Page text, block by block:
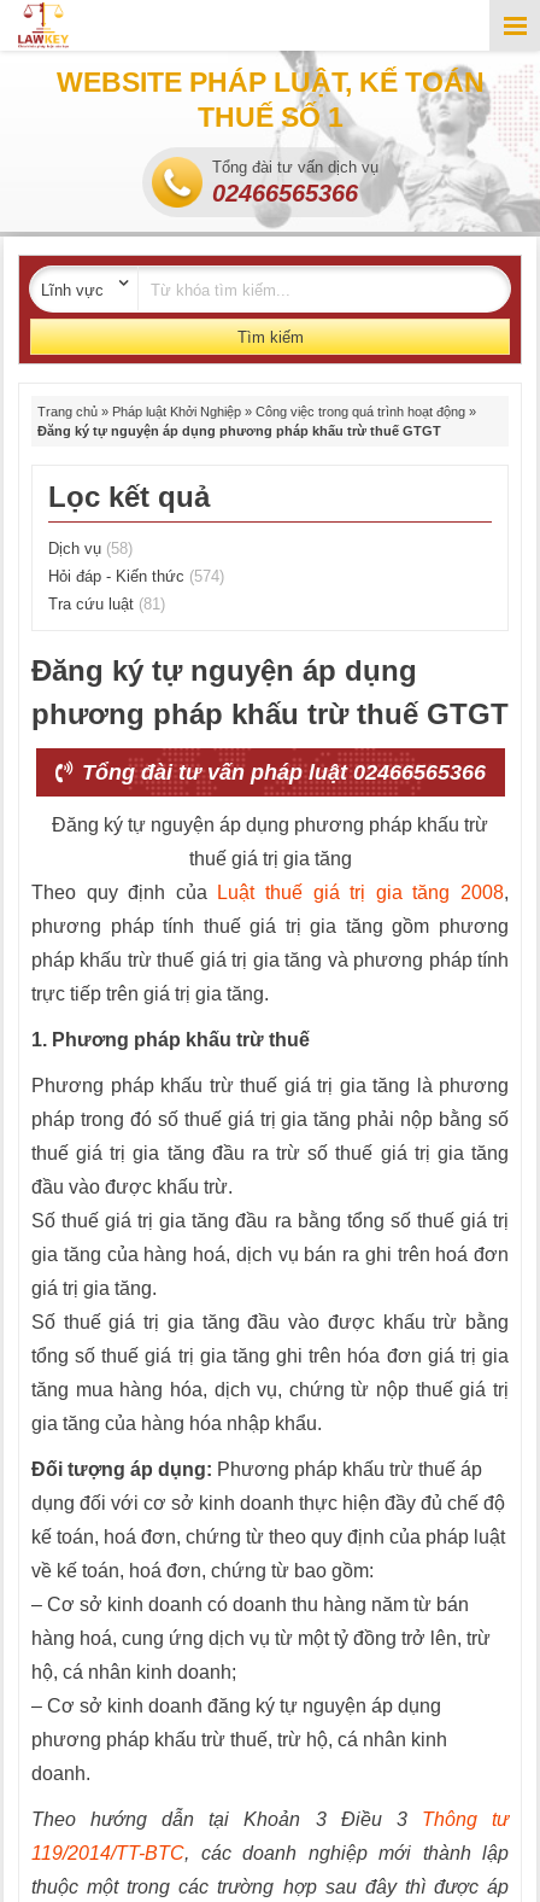
WEBSITE PHÁP LUẬT, KẾ TOÁN
THUẾ SỐ 1
Tổng đài tư vấn dịch vụ
02466565366
Tìm kiếm
Trang chủ » Pháp luật Khởi Nghiệp » Công việc trong quá trình hoạt động »
Đăng ký tự nguyện áp dụng phương pháp khấu trừ thuế GTGT
Lọc kết quả
Dịch vụ (58)
Hỏi đáp - Kiến thức (574)
Tra cứu luật (81)
Đăng ký tự nguyện áp dụng
phương pháp khấu trừ thuế GTGT
Tổng đài tư vấn pháp luật 02466565366
Đăng ký tự nguyện áp dụng phương pháp khấu trừ
thuế giá trị gia tăng
Theo quy định của
Luật thuế giá trị gia tăng 2008,
phương pháp tính thuế giá trị gia tăng gồm phương
pháp khấu trừ thuế giá trị gia tăng và phương pháp tính
trực tiếp trên giá trị gia tăng.
1. Phương pháp khấu trừ thuế
Phương pháp khấu trừ thuế giá trị gia tăng là phương
pháp trong đó số thuế giá trị gia tăng phải nộp bằng số
thuế giá trị gia tăng đầu ra trừ số thuế giá trị gia tăng
đầu vào được khấu trừ.
Số thuế giá trị gia tăng đầu ra bằng tổng số thuế giá trị
gia tăng của hàng hoá, dịch vụ bán ra ghi trên hoá đơn
giá trị gia tăng.
Số thuế giá trị gia tăng đầu vào được khấu trừ bằng
tổng số thuế giá trị gia tăng ghi trên hóa đơn giá trị gia
tăng mua hàng hóa, dịch vụ, chứng từ nộp thuế giá trị
gia tăng của hàng hóa nhập khẩu.
Đối tượng áp dụng: Phương pháp khấu trừ thuế áp
dụng đối với cơ sở kinh doanh thực hiện đầy đủ chế độ
kế toán, hoá đơn, chứng từ theo quy định của pháp luật
về kế toán, hoá đơn, chứng từ bao gồm:
– Cơ sở kinh doanh có doanh thu hàng năm từ bán
hàng hoá, cung ứng dịch vụ từ một tỷ đồng trở lên, trừ
hộ, cá nhân kinh doanh;
– Cơ sở kinh doanh đăng ký tự nguyện áp dụng
phương pháp khấu trừ thuế, trừ hộ, cá nhân kinh
doanh.
Theo hướng dẫn tại Khoản 3 Điều 3 Thông tư
119/2014/TT-BTC, các doanh nghiệp mới thành lập
thuộc một trong các trường hợp sau đây thì được áp